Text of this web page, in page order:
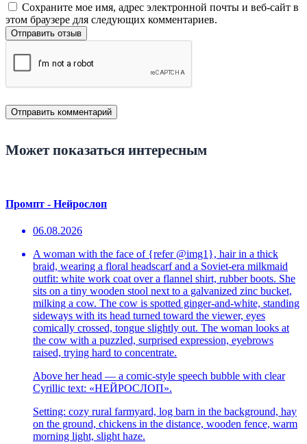
Сохраните мое имя, адрес электронной почты и веб-сайт в
этом браузере для следующих комментариев.
Отправить отзыв
Может показаться интересным
Промпт - Нейрослоп
06.08.2026
A woman with the face of {refer @img1}, hair in a thick
braid, wearing a floral headscarf and a Soviet-era milkmaid
outfit: white work coat over a flannel shirt, rubber boots. She
sits on a tiny wooden stool next to a galvanized zinc bucket,
milking a cow. The cow is spotted ginger-and-white, standing
sideways with its head turned toward the viewer, eyes
comically crossed, tongue slightly out. The woman looks at
the cow with a puzzled, surprised expression, eyebrows
raised, trying hard to concentrate.
Above her head — a comic-style speech bubble with clear
Cyrillic text: «НЕЙРОСЛОП».
Setting: cozy rural farmyard, log barn in the background, hay
on the ground, chickens in the distance, wooden fence, warm
morning light, slight haze.